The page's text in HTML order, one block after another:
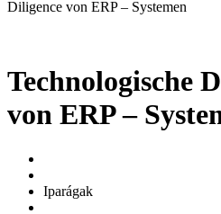
Diligence von ERP – Systemen
Technologische
von ERP –
Iparágak